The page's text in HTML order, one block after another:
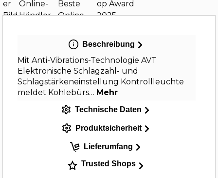
Beschreibung
Mit Anti-Vibrations-Technologie AVT
Elektronische Schlagzahl- und
Schlagstärkeneinstellung Kontrollleuchte
meldet Kohlebürs… Mehr
Technische Daten
Produktsicherheit
Lieferumfang
Trusted Shops